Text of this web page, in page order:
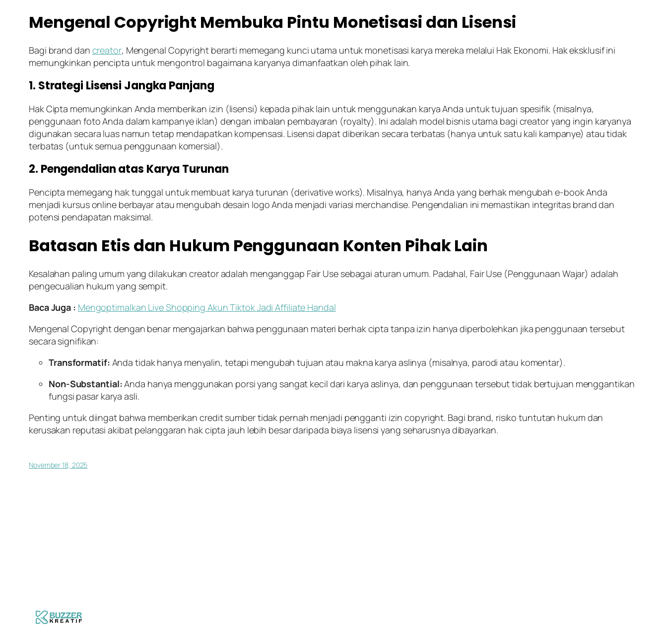
Mengenal Copyright Membuka Pintu Monetisasi dan Lisensi
Bagi brand dan creator, Mengenal Copyright berarti memegang kunci utama untuk monetisasi karya mereka melalui Hak Ekonomi. Hak eksklusif ini
memungkinkan pencipta untuk mengontrol bagaimana karyanya dimanfaatkan oleh pihak lain.
1. Strategi Lisensi Jangka Panjang
Hak Cipta memungkinkan Anda memberikan izin (lisensi) kepada pihak lain untuk menggunakan karya Anda untuk tujuan spesifik (misalnya,
penggunaan foto Anda dalam kampanye iklan) dengan imbalan pembayaran (royalty). Ini adalah model bisnis utama bagi creatoryang ingin karyanya
digunakan secara luas namun tetap mendapatkan kompensasi. Lisensi dapat diberikan secara terbatas (hanya untuk satu kali kampanye) atau tidak
terbatas (untuk semua penggunaan komersial).
2. Pengendalian atas Karya Turunan
Pencipta memegang hak tunggal untuk membuat karya turunan (derivative works). Misalnya, hanya Anda yang berhak mengubahe-bookAnda
menjadi kursusonlineberbayar atau mengubah desain logo Anda menjadi variasi merchandise. Pengendalian ini memastikan integritas branddan
potensi pendapatan maksimal.
Batasan Etis dan Hukum Penggunaan Konten Pihak Lain
Kesalahan paling umum yang dilakukancreatoradalah menganggap Fair Usesebagai aturan umum. Padahal, Fair Use (Penggunaan Wajar) adalah
pengecualian hukum yang sempit.
Baca Juga : Mengoptimalkan Live Shopping Akun Tiktok Jadi Affiliate Handal
Mengenal Copyright dengan benar mengajarkan bahwa penggunaan materi berhak cipta tanpa izin hanya diperbolehkan jika penggunaan tersebut
secara signifikan:
Transformatif: Anda tidak hanya menyalin, tetapi mengubah tujuan atau makna karya aslinya (misalnya, parodi atau komentar).
Non-Substantial:Anda hanya menggunakan porsi yang sangat kecil dari karya aslinya, dan penggunaan tersebut tidak bertujuan menggantikan
fungsi pasar karya asli.
Penting untuk diingat bahwa memberikancreditsumber tidak pernah menjadi pengganti izincopyright. Bagi brand, risiko tuntutan hukum dan
kerusakan reputasi akibat pelanggaran hak cipta jauh lebih besar daripada biaya lisensi yang seharusnya dibayarkan.
November 18, 2025